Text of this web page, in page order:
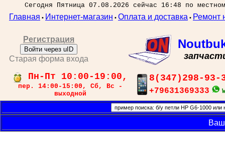
Сегодня Пятница 07.08.2026 сейчас 16:48 по
Главная • Интернет-магазин • Оплата и доставка • Ремонт
Регистрация
Войти через uID
Старая форма входа
Пн-Пт 10:00-19:00,
пер. 14:00-15:00, Сб, Вс -
выходной
8(347)298-93-
+79631369333